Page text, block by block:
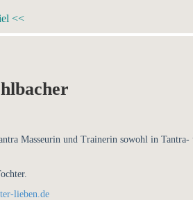
<<
Masseurin und Trainerin sowohl in Tantra-
lieben.de